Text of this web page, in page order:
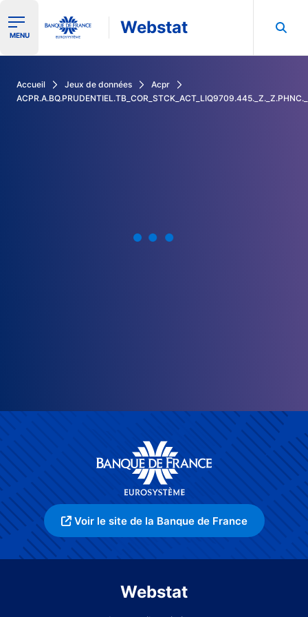
Ouvrir le menu de navigation
MENU Webstat
Accueil Jeux de données
Acpr
Voir le site de la Banque de France
Webstat